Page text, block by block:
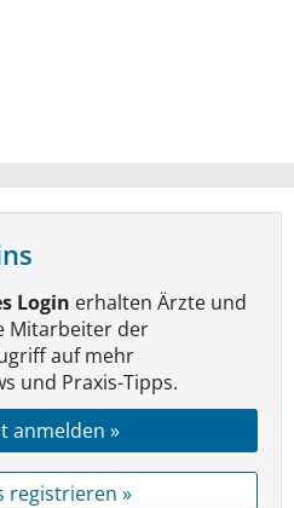
Login erhalten Ärzte und
Mitarbeiter der
auf mehr
und Praxis-Tipps.
anmelden »
registrieren »